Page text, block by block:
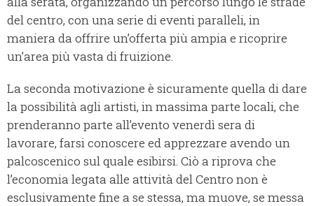
del centro, con una serie di eventi paralleli, in
maniera da offrire un’offerta più ampia e ricoprire
un’area più vasta di fruizione.
La seconda motivazione è sicuramente quella di dare
la possibilità agli artisti, in massima parte locali, che
prenderanno parte all’evento venerdì sera di
lavorare, farsi conoscere ed apprezzare avendo un
palcoscenico sul quale esibirsi. Ciò a riprova che
l’economia legata alle attività del Centro non è
esclusivamente fine a se stessa, ma muove, se messa